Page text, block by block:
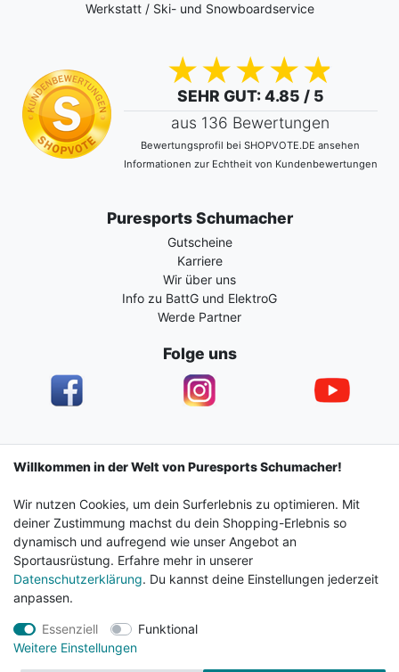
Werkstatt / Ski- und Snowboardservice
SEHR GUT: 4.85 / 5
aus 136 Bewertungen
Bewertungsprofil bei SHOPVOTE.DE ansehen
Informationen zur Echtheit von Kundenbewertungen
Puresports Schumacher
Gutscheine
Karriere
Wir über uns
Info zu BattG und ElektroG
Werde Partner
Folge uns
Impressum Daten­schutz­erklärung AGB
Barrierefreiheitserklärung Widerrufs­recht
Vertrag widerrufen Kontakt
© 2024 Surf & Sportshop Schumacher. Alle Rechte
Willkommen in der Welt von Puresports Schumacher!
Wir nutzen Cookies, um dein Surferlebnis zu optimieren. Mit
deiner Zustimmung machst du dein Shopping-Erlebnis so
dynamisch und aufregend wie unser Angebot an
Sportausrüstung. Erfahre mehr in unserer
Datenschutzerklärung. Du kannst deine Einstellungen jederzeit
anpassen.
Essenziell
Funktional
Weitere Einstellungen